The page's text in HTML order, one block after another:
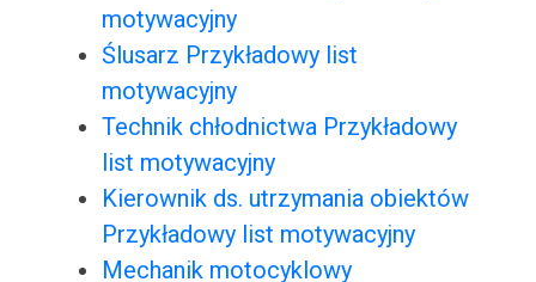
motywacyjny
Ślusarz Przykładowy list
motywacyjny
Technik chłodnictwa Przykładowy
list motywacyjny
Kierownik ds. utrzymania obiektów
Przykładowy list motywacyjny
Mechanik motocyklowy